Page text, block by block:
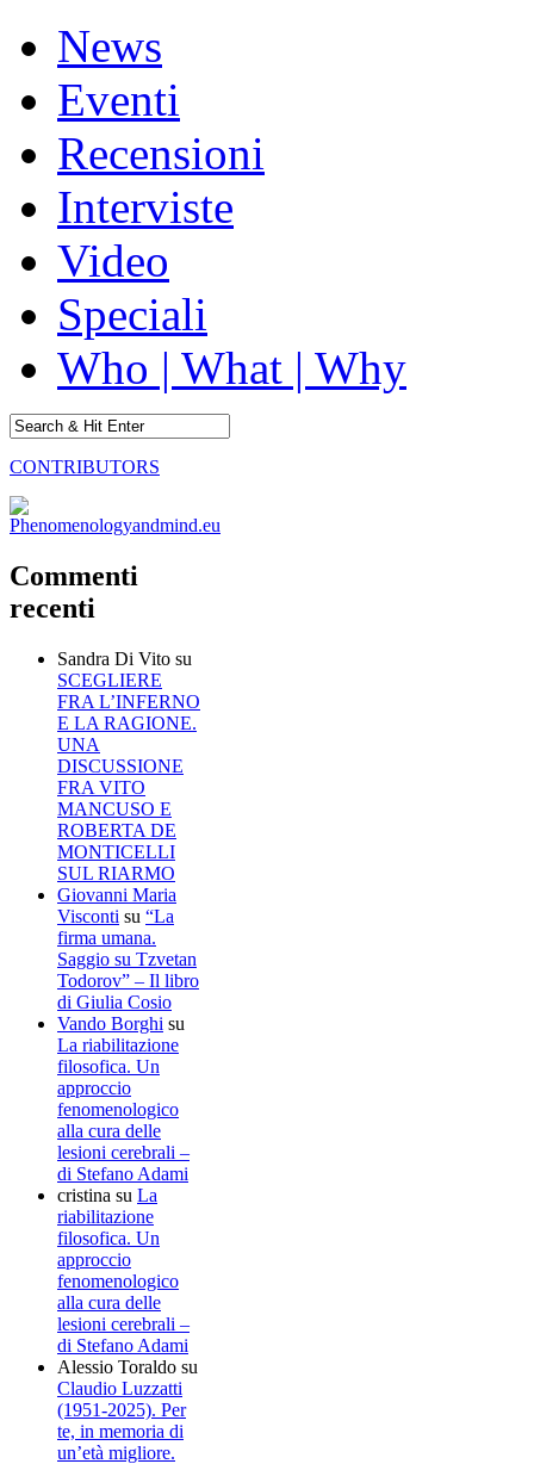
News
Eventi
Recensioni
Interviste
Video
Speciali
Who | What | Why
CONTRIBUTORS
Commenti
recenti
Sandra Di Vito su
SCEGLIERE
FRA L’INFERNO
E LA RAGIONE.
UNA
DISCUSSIONE
FRA VITO
MANCUSO E
ROBERTA DE
MONTICELLI
SUL RIARMO
Giovanni Maria
Visconti su “La
firma umana.
Saggio su Tzvetan
Todorov” – Il libro
di Giulia Cosio
Vando Borghi su
La riabilitazione
filosofica. Un
approccio
fenomenologico
alla cura delle
lesioni cerebrali –
di Stefano Adami
cristina su La
riabilitazione
filosofica. Un
approccio
fenomenologico
alla cura delle
lesioni cerebrali –
di Stefano Adami
Alessio Toraldo su
Claudio Luzzatti
(1951-2025). Per
te, in memoria di
un’età migliore.